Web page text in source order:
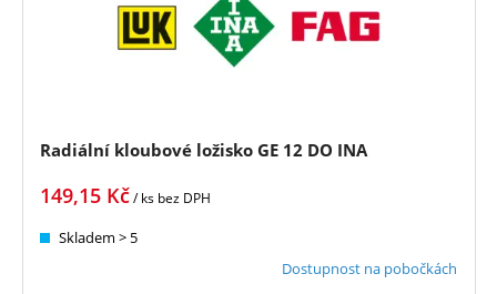
Radiální kloubové ložisko GE 12 DO INA
149,15 Kč/ ks bez DPH
Skladem > 5
Dostupnost na pobočkách